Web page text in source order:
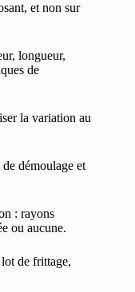
et non sur
longueur,
de
la variation au
démoulage et
: rayons
ou aucune.
de frittage,